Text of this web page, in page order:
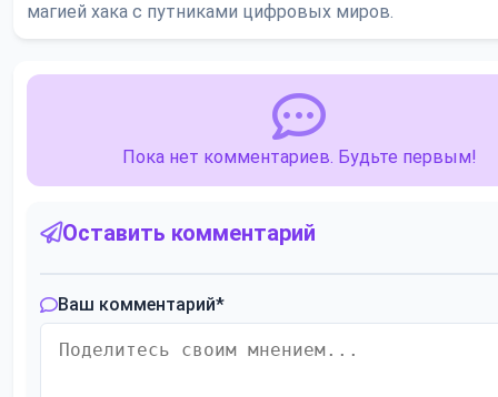
магией хака с путниками цифровых миров.
Пока нет комментариев. Будьте первым!
Оставить комментарий
Ваш комментарий*